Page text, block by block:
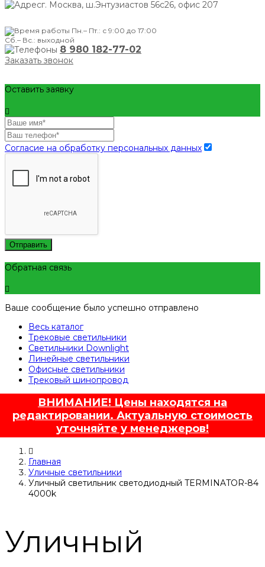
г. Москва, ш.Энтузиастов 56с26, офис 207
Пн.– Пт.: с 9:00 до 17:00
Сб.– Вс.: выходной
8 980 182-77-02
Заказать звонок
Оставить заявку
Согласие на обработку персональных данных
Отправить
Обратная связь
Ваше сообщение было успешно отправлено
Весь каталог
Трековые светильники
Светильники Downlight
Линейные светильники
Офисные светильники
Трековый шинопровод
ВНИМАНИЕ! Цены находятся на
редактировании. Актуальную стоимость
уточняйте у менеджеров!
Главная
Уличные светильники
Уличный светильник светодиодный TERMINATOR-84
4000k
Уличный